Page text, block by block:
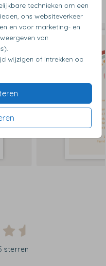
technieken om een
ons websiteverkeer
en voor marketing- en
van
wijzigen of intrekken op
leuk
sterren